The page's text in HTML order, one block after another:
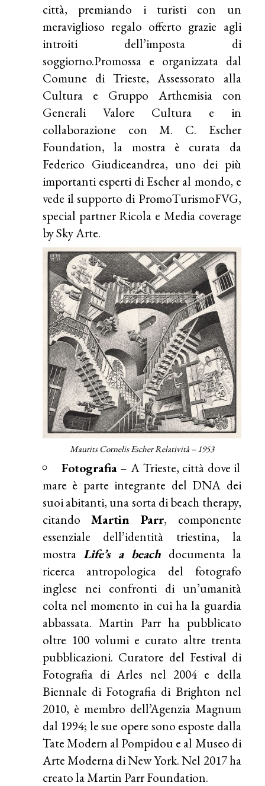
città, premiando i turisti con un
meraviglioso regalo offerto grazie agli
introiti dell’imposta di
soggiorno.Promossa e organizzata dal
Comune di Trieste, Assessorato alla
Cultura e Gruppo Arthemisia con
Generali Valore Cultura e in
collaborazione con M. C. Escher
Foundation, la mostra è curata da
Federico Giudiceandrea, uno dei più
importanti esperti di Escher al mondo, e
vede il supporto di PromoTurismoFVG,
special partner Ricola e Media coverage
by Sky Arte.
Maurits Cornelis Escher Relatività – 1953
Fotografia– A Trieste, città dove il
mare è parte integrante del DNA dei
suoi abitanti, una sorta di beach therapy,
citandoMartin Parr, componente
essenziale dell’identità triestina, la
mostra Life’s a beach documenta la
ricerca antropologica del fotografo
inglese nei confronti di un’umanità
colta nel momento in cui ha la guardia
abbassata. Martin Parr ha pubblicato
oltre 100 volumi e curato altre trenta
pubblicazioni. Curatore del Festival di
Fotografia di Arles nel 2004 e della
Biennale di Fotografia di Brighton nel
2010, è membro dell’Agenzia Magnum
dal 1994; le sue opere sono esposte dalla
Tate Modern al Pompidou e al Museo di
Arte Moderna di New York. Nel 2017 ha
creato la Martin Parr Foundation.